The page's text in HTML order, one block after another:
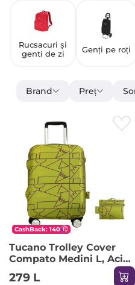
Rucsacuri și
genti de zi
Genți pe roți
Brand Preț
CashBack: 140
Tucano Trolley Cover
Compato Medini L, Acid
Green
279 L